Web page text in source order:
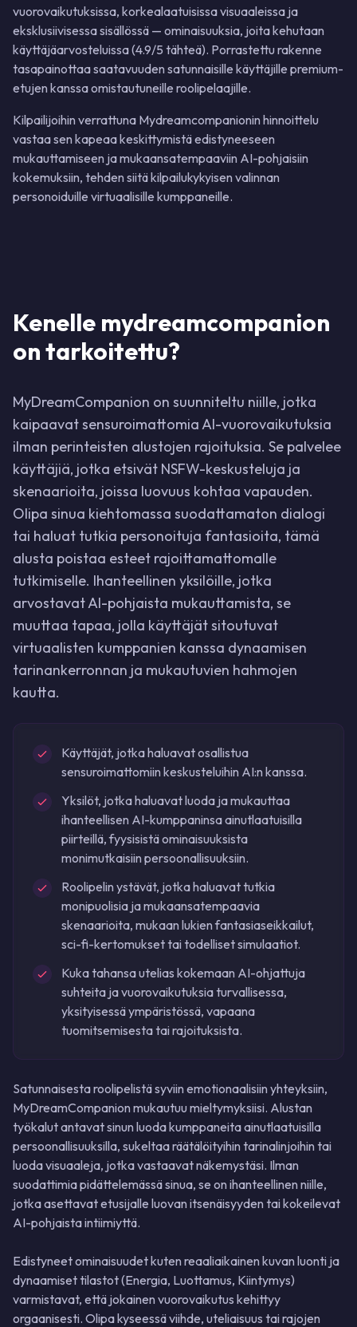
vuorovaikutuksissa, korkealaatuisissa visuaaleissa ja
eksklusiivisessa sisällössä — ominaisuuksia, joita kehutaan
käyttäjäarvosteluissa (4.9/5 tähteä). Porrastettu rakenne
tasapainottaa saatavuuden satunnaisille käyttäjille premium-
etujen kanssa omistautuneille roolipelaajille.
Kilpailijoihin verrattuna Mydreamcompanionin hinnoittelu
vastaa sen kapeaa keskittymistä edistyneeseen
mukauttamiseen ja mukaansatempaaviin AI-pohjaisiin
kokemuksiin, tehden siitä kilpailukykyisen valinnan
personoiduille virtuaalisille kumppaneille.
Kenelle mydreamcompanion
on tarkoitettu?
MyDreamCompanion on suunniteltu niille, jotka
kaipaavat sensuroimattomia AI-vuorovaikutuksia
ilman perinteisten alustojen rajoituksia. Se palvelee
käyttäjiä, jotka etsivät NSFW-keskusteluja ja
skenaarioita, joissa luovuus kohtaa vapauden.
Olipa sinua kiehtomassa suodattamaton dialogi
tai haluat tutkia personoituja fantasioita, tämä
alusta poistaa esteet rajoittamattomalle
tutkimiselle. Ihanteellinen yksilöille, jotka
arvostavat AI-pohjaista mukauttamista, se
muuttaa tapaa, jolla käyttäjät sitoutuvat
virtuaalisten kumppanien kanssa dynaamisen
tarinankerronnan ja mukautuvien hahmojen
kautta.
Käyttäjät, jotka haluavat osallistua
sensuroimattomiin keskusteluihin AI:n kanssa.
Yksilöt, jotka haluavat luoda ja mukauttaa
ihanteellisen AI-kumppaninsa ainutlaatuisilla
piirteillä, fyysisistä ominaisuuksista
monimutkaisiin persoonallisuuksiin.
Roolipelin ystävät, jotka haluavat tutkia
monipuolisia ja mukaansatempaavia
skenaarioita, mukaan lukien fantasiaseikkailut,
sci-fi-kertomukset tai todelliset simulaatiot.
Kuka tahansa utelias kokemaan AI-ohjattuja
suhteita ja vuorovaikutuksia turvallisessa,
yksityisessä ympäristössä, vapaana
tuomitsemisesta tai rajoituksista.
Satunnaisesta roolipelistä syviin emotionaalisiin yhteyksiin,
MyDreamCompanion mukautuu mieltymyksiisi. Alustan
työkalut antavat sinun luoda kumppaneita ainutlaatuisilla
persoonallisuuksilla, sukeltaa räätälöityihin tarinalinjoihin tai
luoda visuaaleja, jotka vastaavat näkemystäsi. Ilman
suodattimia pidättelemässä sinua, se on ihanteellinen niille,
jotka asettavat etusijalle luovan itsenäisyyden tai kokeilevat
AI-pohjaista intiimiyttä.
Edistyneet ominaisuudet kuten reaaliaikainen kuvan luonti ja
dynaamiset tilastot (Energia, Luottamus, Kiintymys)
varmistavat, että jokainen vuorovaikutus kehittyy
orgaanisesti. Olipa kyseessä viihde, uteliaisuus tai rajojen